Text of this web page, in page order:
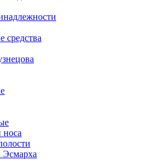
средства
носа
Эсмарха